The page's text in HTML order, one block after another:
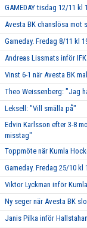
GAMEDAY tisdag 12/11 kl
Avesta BK chanslösa mot
Gameday. Fredag 8/11 kl
Andreas Lissmats inför
Vinst 6-1 när Avesta BK
Theo Weissenberg: "Jag
Leksell: "Vill smälla på"
Edvin Karlsson efter 3-8
misstag"
Toppmöte när Kumla
Gameday. Fredag 25/10 kl
Viktor Lyckman inför
Ny seger när Avesta BK
Janis Pilka inför